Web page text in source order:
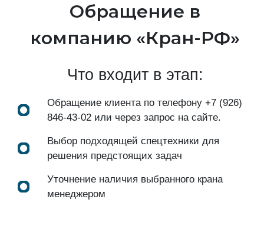
Обращение в
компанию «Кран-РФ»
Что входит в этап:
Обращение клиента по телефону +7 (926)
846-43-02 или через запрос на сайте.
Выбор подходящей спецтехники для
решения предстоящих задач
Уточнение наличия выбранного крана
менеджером